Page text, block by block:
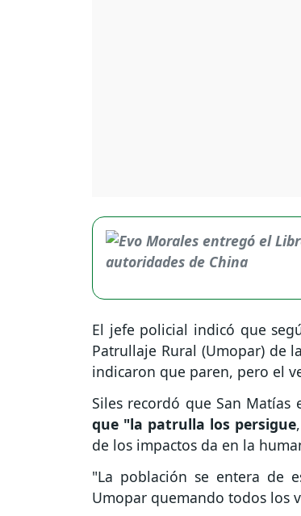
El jefe policial indicó que
Patrullaje Rural (Umopar) de
indicaron que paren, pero el
Siles recordó que San Matías
que "la patrulla los persigue
de los impactos da en la
"La población se entera de
Umopar quemando todos los